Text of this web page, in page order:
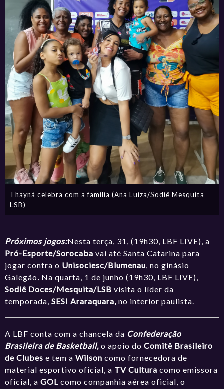
Thayná celebra com a família (Ana Luiza/Sodiê Mesquita
LSB)
Próximos jogos:Nesta terça, 31, (19h30, LBF LIVE), a
Pró-Esporte/Sorocaba vai até Santa Catarina para
jogar contra o Unisociesc/Blumenau, no ginásio
Galegão. Na quarta, 1 de junho (19h30, LBF LIVE),
Sodiê Doces/Mesquita/LSBvisita o líder da
temporada,SESI Araraquara,no interior paulista.
A LBF conta com a chancela da Confederação
Brasileira de Basketball, o apoio doComitê Brasileiro
de Clubese tem aWilson como fornecedora de
material esportivo oficial, a TV Cultura como emissora
oficial, aGOL como companhia aérea oficial, o